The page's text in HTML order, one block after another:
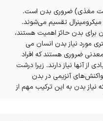
مغذی) ضروری بدن است.
میکرومینرال تقسیم می‌شوند.
برای بدن حائز اهمیت هستند،
مورد نیاز بدن انسان می
معدنی ضروری هستند که افراد
از آنها نیاز دارند. زیرا درشت
آنزیمی در بدن
بدن به این ترکیب مهم از
مکمل و قرص منیزیم ضروری